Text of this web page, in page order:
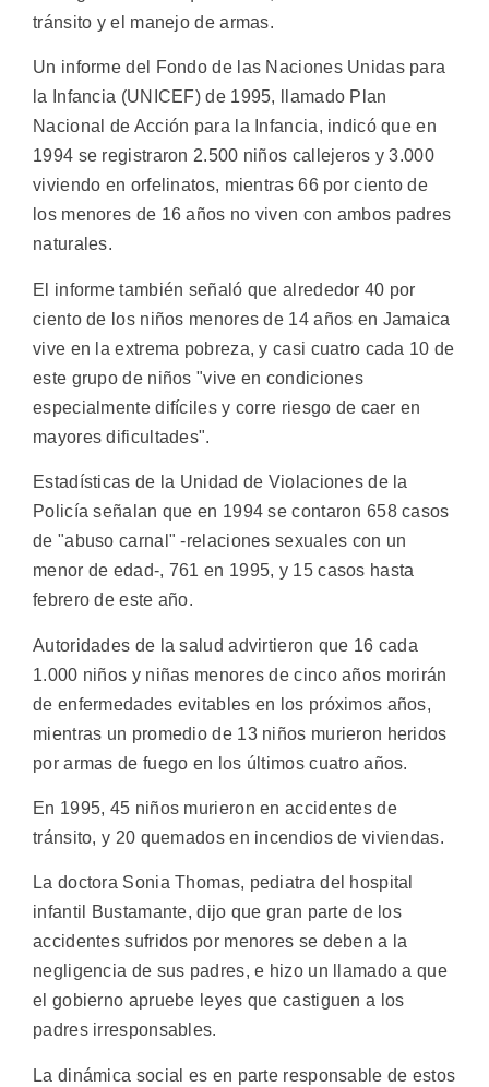
tránsito y el manejo de armas.
Un informe del Fondo de las Naciones Unidas para
la Infancia (UNICEF) de 1995, llamado Plan
Nacional de Acción para la Infancia, indicó que en
1994 se registraron 2.500 niños callejeros y 3.000
viviendo en orfelinatos, mientras 66 por ciento de
los menores de 16 años no viven con ambos padres
naturales.
El informe también señaló que alrededor 40 por
ciento de los niños menores de 14 años en Jamaica
vive en la extrema pobreza, y casi cuatro cada 10 de
este grupo de niños "vive en condiciones
especialmente difíciles y corre riesgo de caer en
mayores dificultades".
Estadísticas de la Unidad de Violaciones de la
Policía señalan que en 1994 se contaron 658 casos
de "abuso carnal" -relaciones sexuales con un
menor de edad-, 761 en 1995, y 15 casos hasta
febrero de este año.
Autoridades de la salud advirtieron que 16 cada
1.000 niños y niñas menores de cinco años morirán
de enfermedades evitables en los próximos años,
mientras un promedio de 13 niños murieron heridos
por armas de fuego en los últimos cuatro años.
En 1995, 45 niños murieron en accidentes de
tránsito, y 20 quemados en incendios de viviendas.
La doctora Sonia Thomas, pediatra del hospital
infantil Bustamante, dijo que gran parte de los
accidentes sufridos por menores se deben a la
negligencia de sus padres, e hizo un llamado a que
el gobierno apruebe leyes que castiguen a los
padres irresponsables.
La dinámica social es en parte responsable de estos